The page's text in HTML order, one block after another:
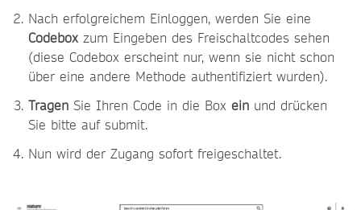
Nach erfolgreichem Einloggen, werden Sie eine
Codebox zum Eingeben des Freischaltcodes sehen
(diese Codebox erscheint nur, wenn sie nicht schon
über eine andere Methode authentifiziert wurden).
Tragen Sie Ihren Code in die Box ein und drücken
Sie bitte auf submit.
Nun wird der Zugang sofort freigeschaltet.